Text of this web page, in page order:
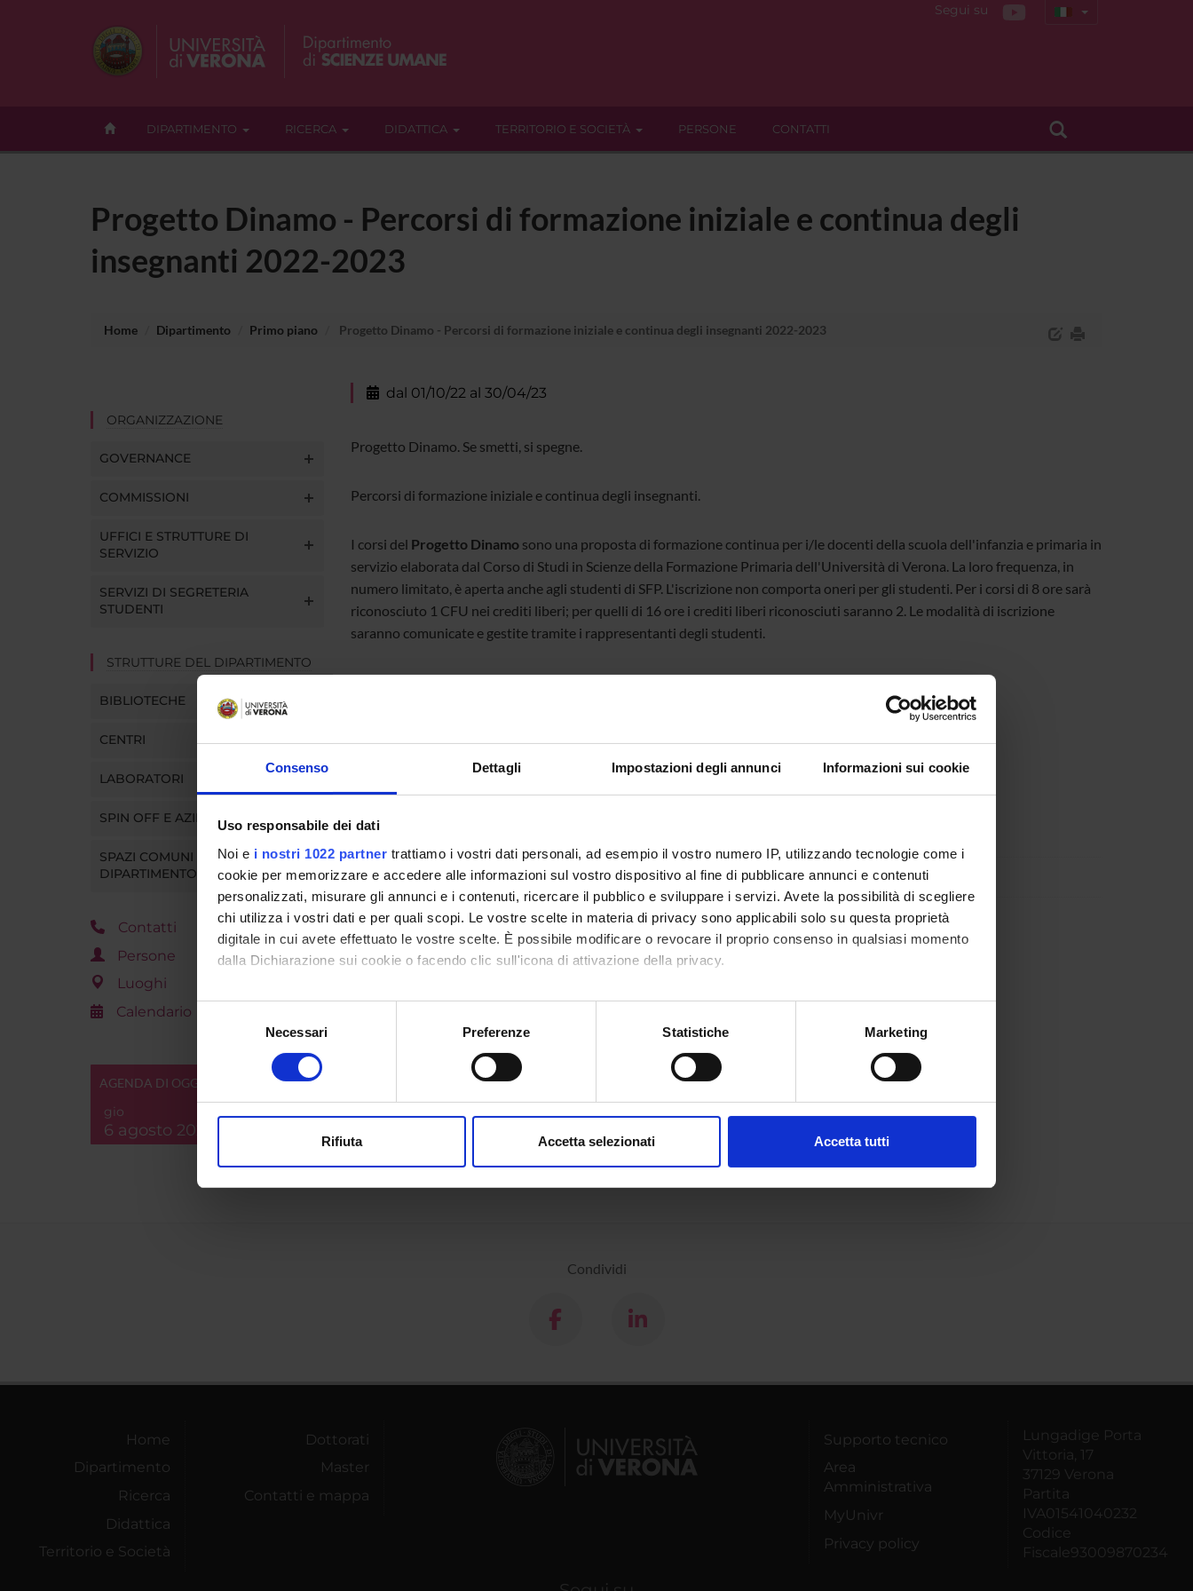
Consenso Dettagli Impostazioni degli annunci Informazioni sui cookie
Uso responsabile dei dati
Noi e i nostri 1022 partner trattiamo i vostri dati personali, ad esempio il vostro numero IP, utilizzando tecnologie come i
cookie per memorizzare e accedere alle informazioni sul vostro dispositivo al fine di pubblicare annunci e contenuti
personalizzati, misurare gli annunci e i contenuti, ricercare il pubblico e sviluppare i servizi. Avete la possibilità di scegliere
chi utilizza i vostri dati e per quali scopi. Le vostre scelte in materia di privacy sono applicabili solo su questa proprietà
digitale in cui avete effettuato le vostre scelte. È possibile modificare o revocare il proprio consenso in qualsiasi momento
dalla Dichiarazione sui cookie o facendo clic sull'icona di attivazione della privacy.
Con il tuo consenso, vorremmo anche:
raccogliere informazioni sulla tua posizione geografica, con un'approssimazione di qualche metro,
digitali).
modificare o ritirare il tuo consenso in qualsiasi momento dalla Dichiarazione sui cookie.
Necessari Preferenze Statistiche Marketing
Rifiuta Accetta selezionati Accetta tutti
Segui su
DIPARTIMENTO RICERCA DIDATTICA TERRITORIO E SOCIETÀ PERSONE CONTATTI
Progetto Dinamo - Percorsi di formazione iniziale e continua degli
insegnanti 2022-2023
Home Dipartimento Primo piano Progetto Dinamo - Percorsi di formazione iniziale e continua degli insegnanti 2022-2023
ORGANIZZAZIONE
GOVERNANCE
COMMISSIONI
UFFICI E STRUTTURE DI
SERVIZIO
SERVIZI DI SEGRETERIA
STUDENTI
STRUTTURE DEL DIPARTIMENTO
BIBLIOTECHE
CENTRI
LABORATORI
SPIN OFF E AZIENDE
SPAZI COMUNI DEL
DIPARTIMENTO
Contatti
Persone
Luoghi
Calendario
AGENDA DI OGGI
gio
6 agosto 2026
dal 01/10/22 al 30/04/23
Progetto Dinamo. Se smetti, si spegne.
Percorsi di formazione iniziale e continua degli insegnanti.
I corsi del Progetto Dinamosono una proposta di formazione continua per i/le docenti della scuola dell'infanzia e primaria in
servizio elaborata dal Corso di Studi in Scienze della Formazione Primaria dell'Università di Verona. La loro frequenza, in
numero limitato, è aperta anche agli studenti di SFP. L'iscrizione non comporta oneri per gli studenti. Per i corsi di 8 ore sarà
riconosciuto 1 CFU nei crediti liberi; per quelli di 16 ore i crediti liberi riconosciuti saranno 2. Le modalità di iscrizione
saranno comunicate e gestite tramite i rappresentanti degli studenti.
Programma (pdf, it, 198 KB, 29/08/22)
Referente
Dipartimento Scienze Umane
Condividi
Home
Dipartimento
Ricerca
Didattica
Territorio e Società
Dottorati
Master
Contatti e mappa
Supporto tecnico
Area
Amministrativa
MyUnivr
Privacy policy
Lungadige Porta
Vittoria, 17
37129 Verona
Partita
IVA01541040232
Codice
Fiscale93009870234